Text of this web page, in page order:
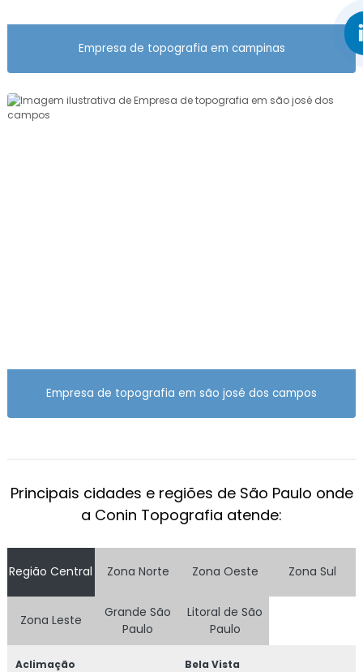
PREÇO PROJETO TERRAPLENAGEM
PREÇO TOPOGRAFIA
PREÇO TOPOGRAFIA TERRENO
SERVIÇO DE TOPOGRAFIA PREÇO
SERVIÇO DE TOPOGRAFIA QUANTO CUSTA
TERRAPLENAGEM EM SÃO PAULO
TERRAPLENAGEM PREÇO
TERRAPLENAGEM PREÇO M3
TERRAPLENAGEM TOPOGRAFIA
TOPOGRAFIA COM DRONE
Empresa de topografia em campinas
Empresa de topografia em são josé dos campos
Principais cidades e regiões de São Paulo onde
a Conin Topografia atende:
Região Central Zona Norte Zona Oeste Zona Sul
Zona Leste
Grande São
Paulo
Litoral de São
Paulo
Aclimação Bela Vista